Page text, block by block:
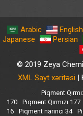
Arabic English
Japanese
Persian
© 2019 Zeya
XML Sayt xəritəsi |
Piqment
170
Piqment Qırmızı 177
16
Piqment narıncı 34